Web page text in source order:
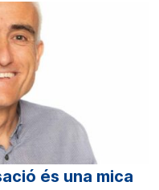
és una mica